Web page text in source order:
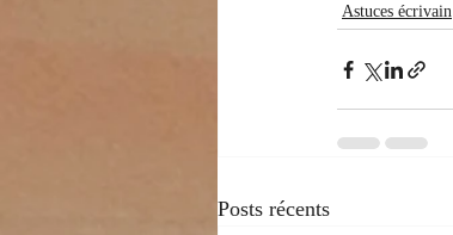
Astuces écrivain
Posts récents